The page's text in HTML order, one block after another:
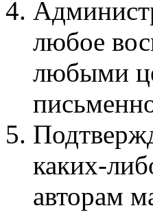
любое
любыми
каких-
авторам